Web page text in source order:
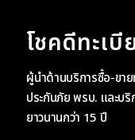
โชคดีทะเบี
ผู้นำด้านบริการซื้อ-ขา
ประกันภัย พรบ. และบ
ยาวนานกว่า 15 ปี